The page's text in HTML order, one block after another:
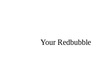
Your